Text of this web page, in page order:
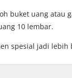
buket uang
10 lembar.
spesial jadi